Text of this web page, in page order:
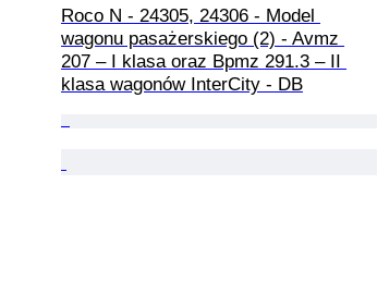
Roco N - 24305, 24306 - Model
wagonu pasażerskiego (2) - Avmz
207 – I klasa oraz Bpmz 291.3 – II
klasa wagonów InterCity - DB